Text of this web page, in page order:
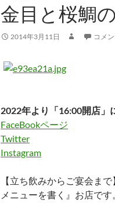
金目と桜鯛
2014年3月11日 コメ
2022年より「16:00開店」
FaceBookページ
Twitter
Instagram
【立ち飲みからご宴会ま
メニューを書く』お店で